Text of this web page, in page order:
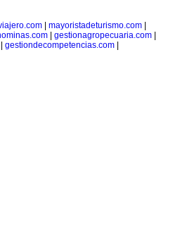
| mayoristadeturismo.com|
| gestionagropecuaria.com|
gestiondecompetencias.com